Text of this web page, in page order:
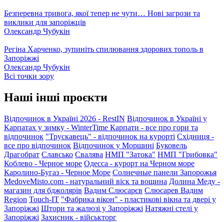
Безперевна тривога, якої тепер не чути… Нові загрози та
виклики для запоріжців
Олександр Чубукін
Регіна Харченко, зупиніть спилювання здорових тополь в
Запоріжжі
Олександр Чубукін
Всі точки зору
Наші інші проєкти
Відпочинок в Україні 2026 - RestIN Відпочинок в Україні у
Карпатах у зимку - WinterTime Карпати - все про гори та
відпочинок "Трускавець" - відпочинок на курорті Східниця -
все про відпочинок Відпочинок у Моршині Буковель
Драгобрат Славсько Свалява НМП "Затока" НМП "Грибовка"
Коблево - Черное море Одесса - курорт на Черном море
Каролино-Бугаз - Черное Море Солнечные панели Запорожья
MedoveMisto.com - натуральний віск та вощина Долина Меду -
магазин для бджолярів Вадим Слюсарєв Слюсарев Вадим
Region Touch-IT "Фабрика вікон" - пластикові вікна та двері у
Запоріжжі Штори та жалюзі у Запоріжжі Натяжні стелі у
Запоріжжі Захисник - військторг